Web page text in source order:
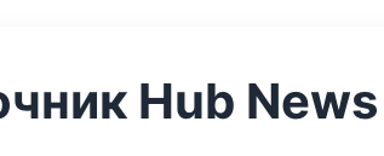
Hub News